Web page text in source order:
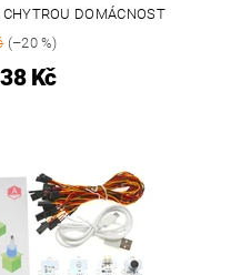
DOMÁCNOST
(–20 %)
Kč